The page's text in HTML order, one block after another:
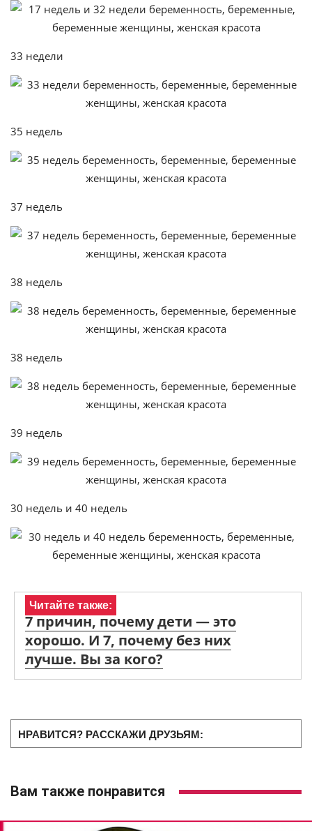
33 недели
35 недель
37 недель
38 недель
38 недель
39 недель
30 недель и 40 недель
Читайте также:
7 причин, почему дети — это
хорошо. И 7, почему без них
лучше. Вы за кого?
НРАВИТСЯ? РАССКАЖИ ДРУЗЬЯМ:
Вам также понравится